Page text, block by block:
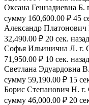
Оксана Геннадиевна Б.
сумму 160,600.00 ₽ 45
Александр
32,490.00 ₽ 20 сек. назад
Софья Ильинична Л. г.
71,950.00 ₽ 10 сек. назад
Светлана Эдуардовна
сумму 59,190.00 ₽ 15
Борис Степанович Н. г.
сумму 46,000.00 ₽ 20